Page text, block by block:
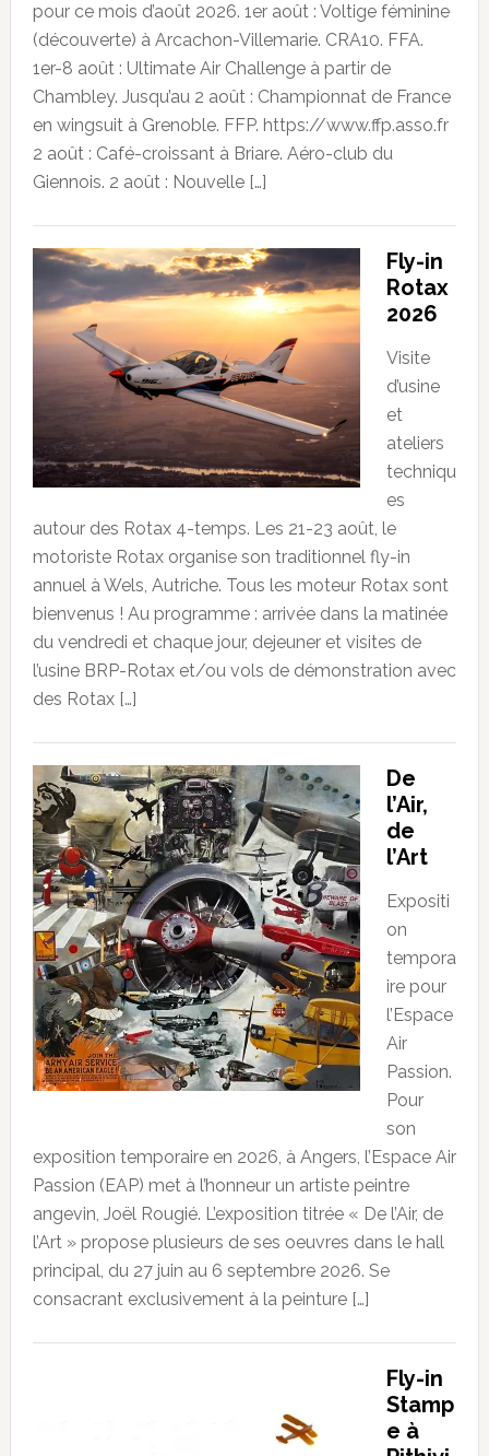
pour ce mois d’août 2026. 1er août : Voltige féminine
(découverte) à Arcachon-Villemarie. CRA10. FFA.
1er-8 août : Ultimate Air Challenge à partir de
Chambley. Jusqu’au 2 août : Championnat de France
en wingsuit à Grenoble. FFP. https://www.ffp.asso.fr
2 août : Café-croissant à Briare. Aéro-club du
Giennois. 2 août : Nouvelle […]
Fly-in
Rotax
2026
Visite
d’usine
et
ateliers
techniqu
es
autour des Rotax 4-temps. Les 21-23 août, le
motoriste Rotax organise son traditionnel fly-in
annuel à Wels, Autriche. Tous les moteur Rotax sont
bienvenus ! Au programme : arrivée dans la matinée
du vendredi et chaque jour, dejeuner et visites de
l’usine BRP-Rotax et/ou vols de démonstration avec
des Rotax […]
De
l’Air,
de
l’Art
Expositi
on
tempora
ire pour
l’Espace
Air
Passion.
Pour
son
exposition temporaire en 2026, à Angers, l’Espace Air
Passion (EAP) met à l’honneur un artiste peintre
angevin, Joël Rougié. L’exposition titrée « De l’Air, de
l’Art » propose plusieurs de ses oeuvres dans le hall
principal, du 27 juin au 6 septembre 2026. Se
consacrant exclusivement à la peinture […]
Fly-in
Stamp
e à